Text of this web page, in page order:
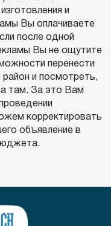
и
Вы оплачиваете
после одной
Вы не ощутите
перенести
район и посмотреть,
там. За это Вам
корректировать
объявление в